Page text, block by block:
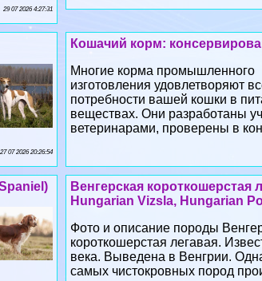
29 07 2026 4:27:31
Кошачий корм:
Многие корма промышленного
изготовления удовлетворяют
потребности вашей кошки в
веществах. Они разработаны
ветеринарами, проверены в
27 07 2026 20:26:54
Венгерская короткошерстая
Hungarian Vizsla, Hungarian
Фото и описание породы
короткошерстая легавая.
века. Выведена в Венгрии.
самых чистокровных пород